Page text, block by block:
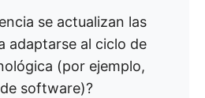
se actualizan las
adaptarse al ciclo de
(por ejemplo,
software)?